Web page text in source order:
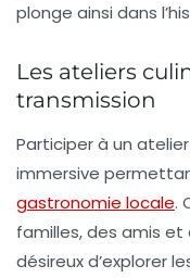
plonge ainsi dans
Les ateliers
transmission
Participer à un
immersive
gastronomie locale.
familles, des amis et
désireux d’explorer